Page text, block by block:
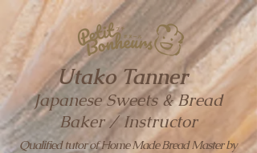
Utako Tanner
Japanese Sweets & Bread
Baker / Instructor
Qualified tutor of Home Made Bread Master by